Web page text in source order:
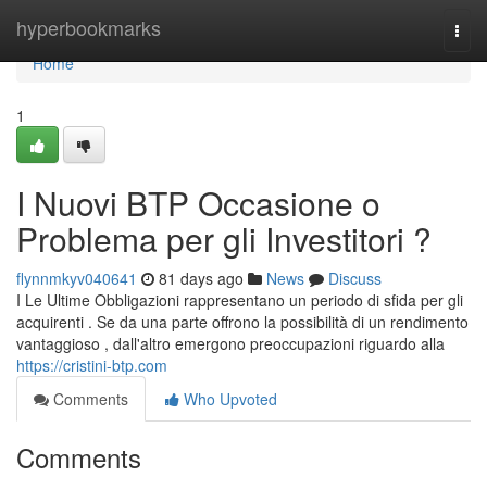
hyperbookmarks
Home
Home
1
I Nuovi BTP Occasione o
Problema per gli Investitori ?
flynnmkyv040641 81 days ago News
Discuss
I Le Ultime Obbligazioni rappresentano un periodo di sfida per gli
acquirenti . Se da una parte offrono la possibilità di un rendimento
vantaggioso , dall'altro emergono preoccupazioni riguardo alla
https://cristini-btp.com
Comments
Who Upvoted
Comments